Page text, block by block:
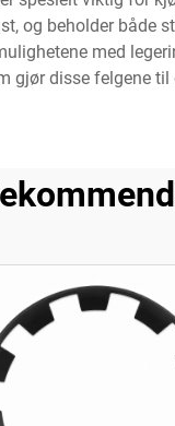
og beholder
med
gjør disse felgene